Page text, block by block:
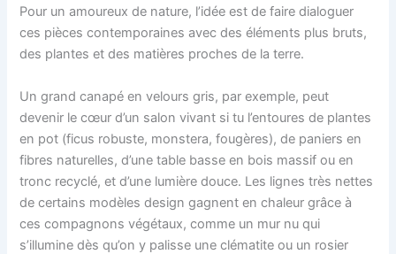
Pour un amoureux de nature, l’idée est de faire dialoguer
ces pièces contemporaines avec des éléments plus bruts,
des plantes et des matières proches de la terre.
Un grand canapé en velours gris, par exemple, peut
devenir le cœur d’un salon vivant si tu l’entoures de plantes
en pot (ficus robuste, monstera, fougères), de paniers en
fibres naturelles, d’une table basse en bois massif ou en
tronc recyclé, et d’une lumière douce. Les lignes très nettes
de certains modèles design gagnent en chaleur grâce à
ces compagnons végétaux, comme un mur nu qui
s’illumine dès qu’on y palisse une clématite ou un rosier